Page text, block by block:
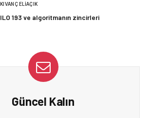
KIVANÇ ELIAÇIK
ILO 193 ve algoritmanın zincirleri
Güncel Kalın